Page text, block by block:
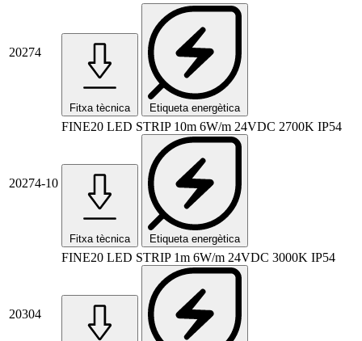
20274
Fitxa tècnica Etiqueta energètica
20274-10
FINE20 LED STRIP 10m 6W/m 24VDC 2700K IP54
Fitxa tècnica Etiqueta energètica
20304
FINE20 LED STRIP 1m 6W/m 24VDC 3000K IP54